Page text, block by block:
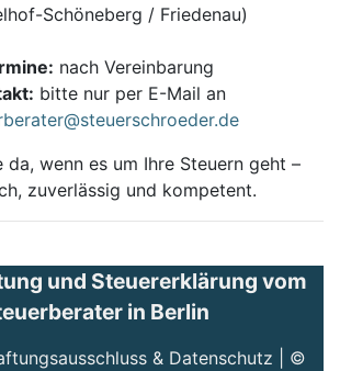
Schöneberg / Friedenau)
nach Vereinbarung
bitte nur per E-Mail an
da, wenn es um Ihre Steuern geht –
zuverlässig und kompetent.
und Steuererklärung vom
in Berlin
& Datenschutz | ©